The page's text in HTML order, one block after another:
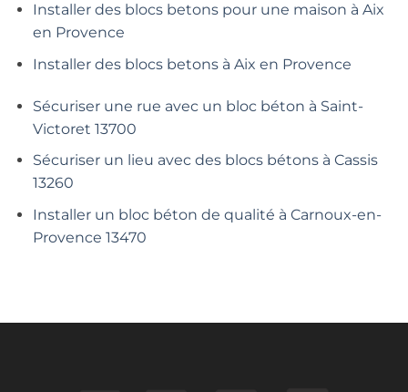
Installer des blocs betons pour une maison à Aix
en Provence
Installer des blocs betons à Aix en Provence
Sécuriser une rue avec un bloc béton à Saint-
Victoret 13700
Sécuriser un lieu avec des blocs bétons à Cassis
13260
Installer un bloc béton de qualité à Carnoux-en-
Provence 13470